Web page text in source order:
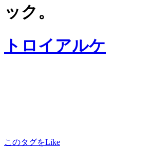
ック。
トロイアルケ
このタグをLike